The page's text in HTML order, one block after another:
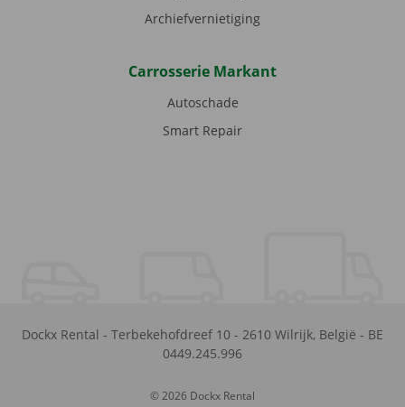
Archiefvernietiging
Carrosserie Markant
Autoschade
Smart Repair
Dockx Rental - Terbekehofdreef 10 - 2610 Wilrijk, België - BE
0449.245.996
© 2026 Dockx Rental